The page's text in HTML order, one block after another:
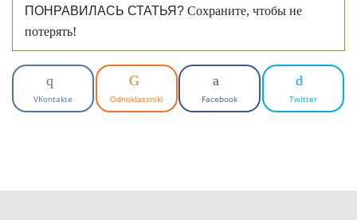
ПОНРАВИЛАСЬ СТАТЬЯ? Сохраните, чтобы не
потерять!
VKontakte Odnoklassniki Facebook Twitter